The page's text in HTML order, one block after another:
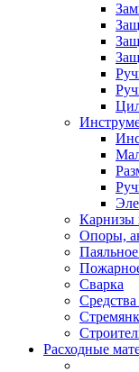
Карнизы
Опоры,
Сварка
Расходные